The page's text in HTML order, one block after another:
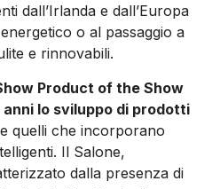
dall’Irlanda e dall’Europa
o al passaggio a
e rinnovabili.
Product of the Show
lo sviluppo di prodotti
quelli che incorporano
Il Salone,
dalla presenza di